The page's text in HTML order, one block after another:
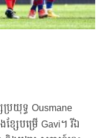
រយុទ្ធ Ousmane
ខ្សែបម្រើ Gavi។ រីឯ